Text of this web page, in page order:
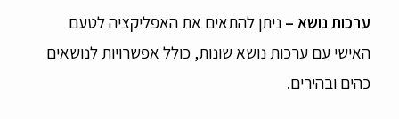
ערכות נושא – ניתן להתאים את האפליקציה לטעם
האישי עם ערכות נושא שונות, כולל אפשרויות לנושאים
כהים ובהירים.